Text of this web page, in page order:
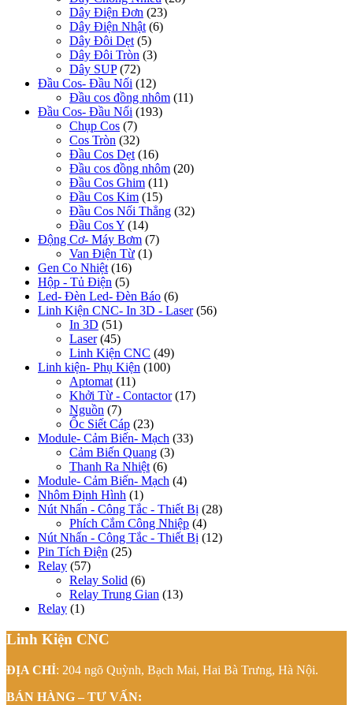
Dây Điện Đơn (23)
Dây Điện Nhật (6)
Dây Đôi Dẹt (5)
Dây Đôi Tròn (3)
Dây SUP (72)
Đầu Cos- Đầu Nối (12)
Đầu cos đồng nhôm (11)
Đầu Cos- Đầu Nối (193)
Chụp Cos (7)
Cos Tròn (32)
Đầu Cos Dẹt (16)
Đầu cos đồng nhôm (20)
Đầu Cos Ghim (11)
Đầu Cos Kim (15)
Đầu Cos Nối Thẳng (32)
Đầu Cos Y (14)
Động Cơ- Máy Bơm (7)
Van Điện Từ (1)
Gen Co Nhiệt (16)
Hộp - Tủ Điện (5)
Led- Đèn Led- Đèn Báo (6)
Linh Kiện CNC- In 3D - Laser (56)
In 3D (51)
Laser (45)
Linh Kiện CNC (49)
Linh kiện- Phụ Kiện (100)
Aptomat (11)
Khởi Từ - Contactor (17)
Nguồn (7)
Ốc Siết Cáp (23)
Module- Cảm Biến- Mạch (33)
Cảm Biến Quang (3)
Thanh Ra Nhiệt (6)
Module- Cảm Biến- Mạch (4)
Nhôm Định Hình (1)
Nút Nhấn - Công Tắc - Thiết Bị (28)
Phích Cắm Công Nhiệp (4)
Nút Nhấn - Công Tắc - Thiết Bị (12)
Pin Tích Điện (25)
Relay (57)
Relay Solid (6)
Relay Trung Gian (13)
Relay (1)
Linh Kiện CNC
ĐỊA CHỈ: 204 ngõ Quỳnh, Bạch Mai, Hai Bà Trưng, Hà Nội.
BÁN HÀNG – TƯ VẤN: